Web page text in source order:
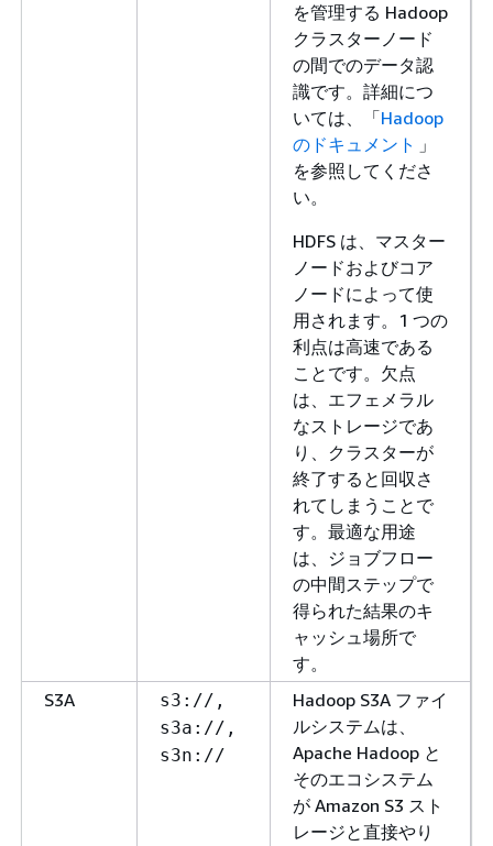
を管理する Hadoop
クラスターノード
の間でのデータ認
識です。詳細につ
いては、「Hadoop
のドキュメント 」
を参照してくださ
い。
HDFS は、マスター
ノードおよびコア
ノードによって使
用されます。1 つの
利点は高速である
ことです。欠点
は、エフェメラル
なストレージであ
り、クラスターが
終了すると回収さ
れてしまうことで
す。最適な用途
は、ジョブフロー
の中間ステップで
得られた結果のキ
ャッシュ場所で
す。
S3A
s3://,
s3a://,
s3n://
Hadoop S3A ファイ
ルシステムは、
Apache Hadoop と
そのエコシステム
が Amazon S3 スト
レージと直接やり